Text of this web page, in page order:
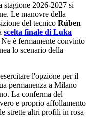
stagione 2026-2027 si
Le manovre della
del tecnico Rúben
scelta finale di Luka
è fermamente convinto
lo scenario della
l'opzione per il
permanenza a Milano
La conferma del
e proprio affollamento
strette altri profili in rosa